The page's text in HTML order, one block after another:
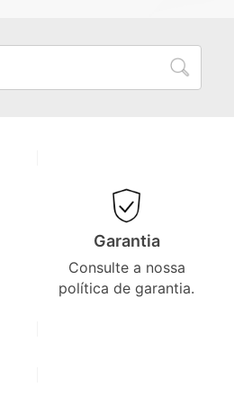
Garantia
Consulte a nossa
política de garantia.